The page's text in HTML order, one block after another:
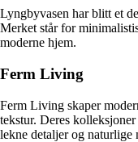
Lyngbyvasen har blitt et
Merket står for
moderne hjem.
Ferm Living
Ferm Living skaper
tekstur. Deres
lekne detaljer og naturlige